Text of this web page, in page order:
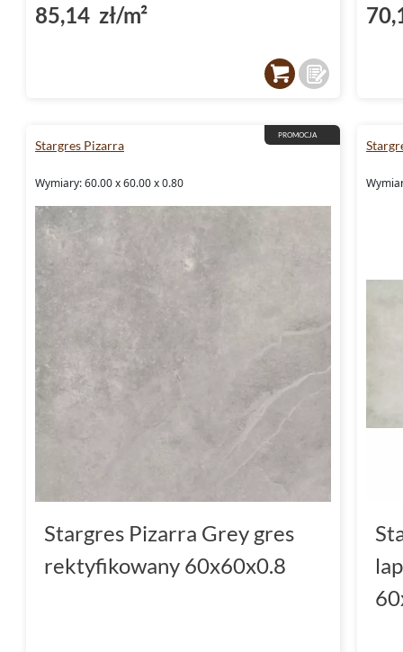
85,14 zł/m²
PROMOCJA
Stargres Pizarra
Wymiary: 60.00 x 60.00 x 0.80
Stargres Pizarra Grey gres
rektyfikowany 60x60x0.8